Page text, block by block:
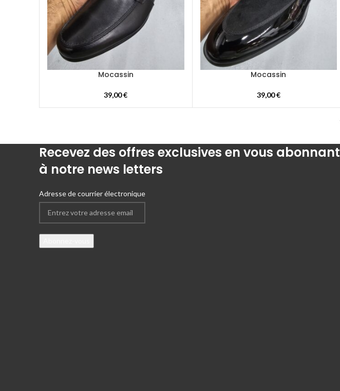
Mocassin
39,00€
Mocassin
39,00€
Recevez des offres exclusives en vous abonnant
à notre news letters
Adresse de courrier électronique